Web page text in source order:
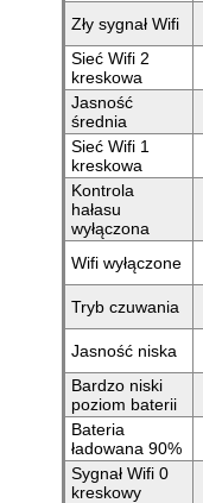
Zły sygnał Wifi
Sieć Wifi 2
kreskowa
Jasność
średnia
Sieć Wifi 1
kreskowa
Kontrola
hałasu
wyłączona
Wifi wyłączone
Tryb czuwania
Jasność niska
Bardzo niski
poziom baterii
Bateria
ładowana 90%
Sygnał Wifi 0
kreskowy